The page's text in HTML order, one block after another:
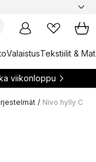
ValaistusTekstiilit &
viikonloppu
/ Nivo hylly C